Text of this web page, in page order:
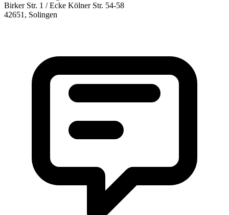
Birker Str. 1 / Ecke Kölner Str. 54-58
42651 , Solingen